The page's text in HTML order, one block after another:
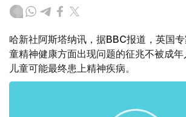
哈新社阿斯塔纳讯，据BBC报道，英国
童精神健康方面出现问题的征兆不被成
儿童可能最终患上精神疾病。